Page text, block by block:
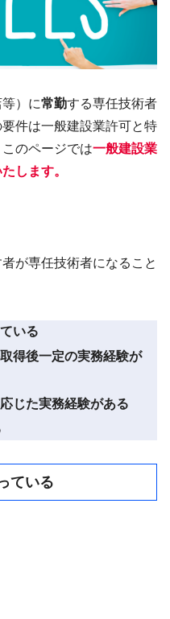
）に常勤する専任技術者
件は一般建設業許可と特
のページでは一般建設業
します。
が専任技術者になること
いる
得後一定の実務経験が
じた実務経験がある
ている